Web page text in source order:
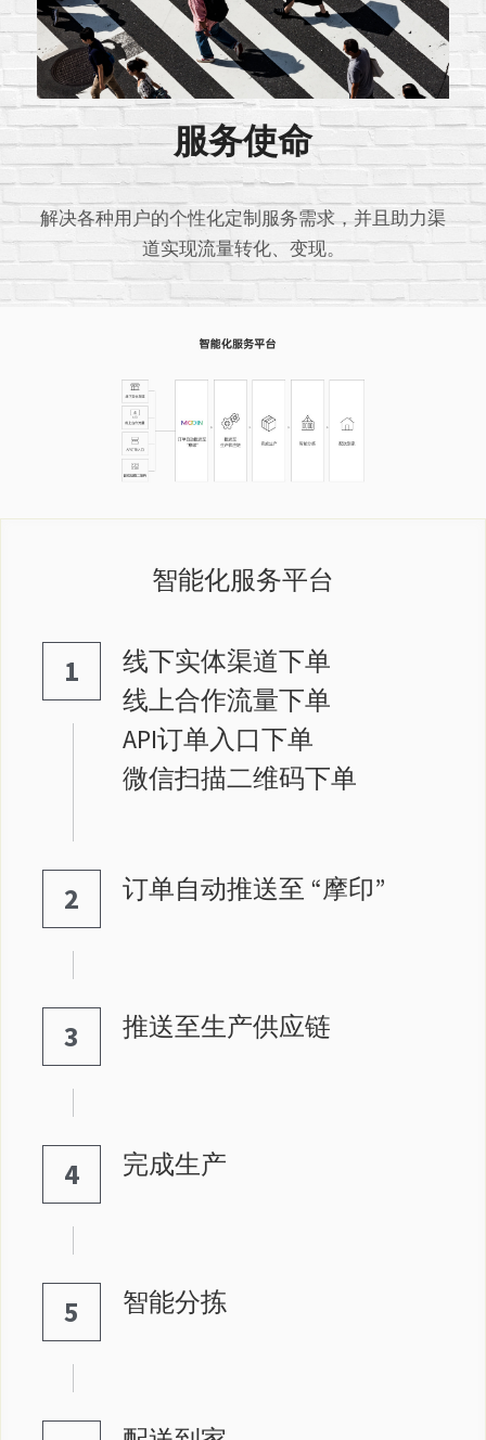
服务使命
解决各种用户的个性化定制服务需求，并且助力渠
道实现流量转化、变现。
智能化服务平台
1
线下实体渠道下单
线上合作流量下单
API订单入口下单
微信扫描二维码下单
2 订单自动推送至 “摩印”
3 推送至生产供应链
4 完成生产
5 智能分拣